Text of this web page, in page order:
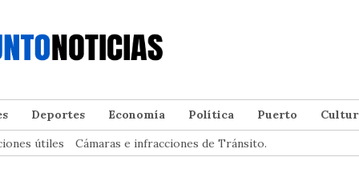
Deportes Economía Política Puerto
útiles Cámaras e infracciones de Tránsito.